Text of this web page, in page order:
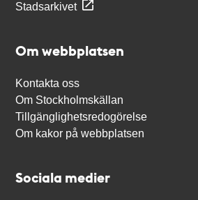
Stadsarkivet
Om webbplatsen
Kontakta oss
Om Stockholmskällan
Tillgänglighetsredogörelse
Om kakor på webbplatsen
Sociala medier